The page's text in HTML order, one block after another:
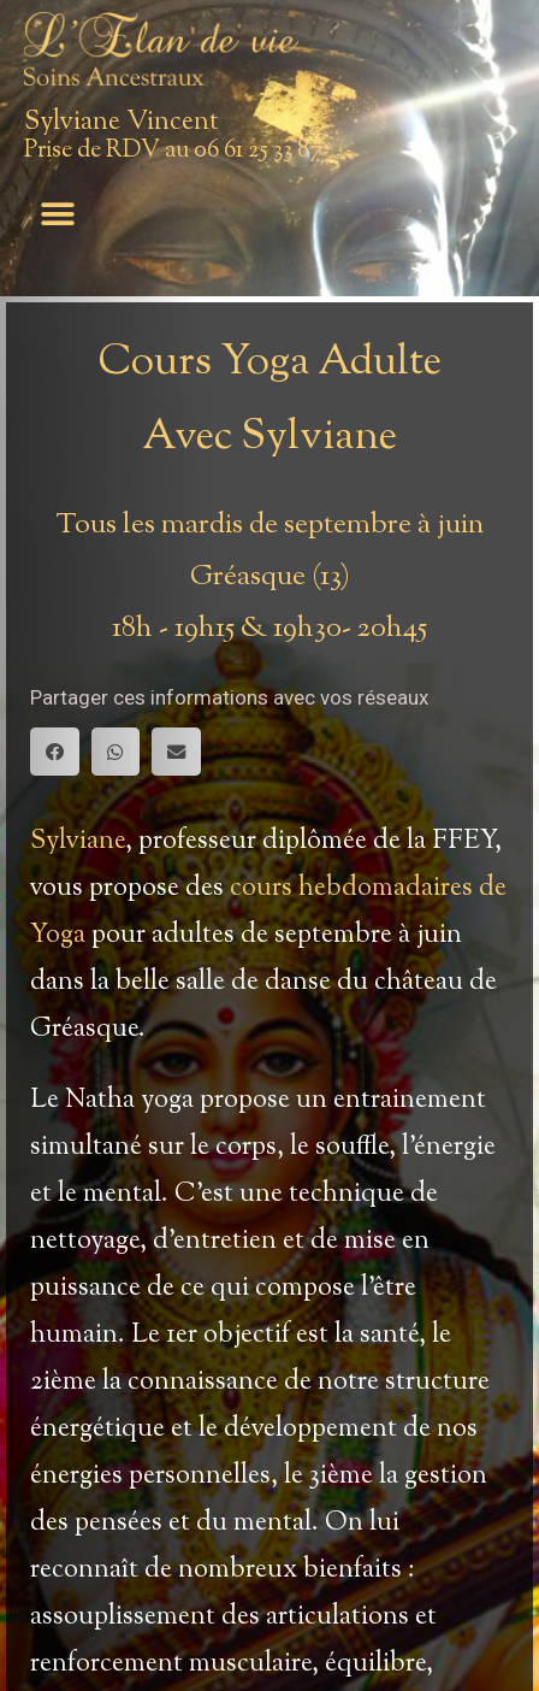
Sylviane Vincent
Prise de RDV au 06 61 25 33 87
Cours Yoga Adulte
Avec Sylviane
Tous les mardis de septembre à juin
Gréasque (13)
18h - 19h15 & 19h30- 20h45
Partager ces informations avec vos réseaux
Sylviane, professeur diplômée de la FFEY,
vous propose descours hebdomadaires de
Yogapour adultes de septembre à juin
dans la belle salle de danse du château de
Gréasque.
Le Natha yoga propose un entrainement
simultané sur le corps, le souffle, l’énergie
et le mental. C’est une technique de
nettoyage, d’entretien et de mise en
puissance de ce qui compose l’être
humain. Le 1er objectif est la santé, le
2ième la connaissance de notre structure
énergétique et le développement de nos
énergies personnelles, le 3ième la gestion
des pensées et du mental. On lui
reconnaît de nombreux bienfaits :
assouplissement des articulations et
renforcement musculaire, équilibre,